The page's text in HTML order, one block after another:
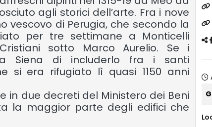
agli storici dell’arte. Fra i nove
vescovo di Perugia, che secondo la
per tre settimane a Monticelli
sotto Marco Aurelio. Se i
Siena di includerlo fra i santi
si era rifugiato lì quasi 1150 anni
in due decreti del Ministero dei Beni
la maggior parte degli edifici che